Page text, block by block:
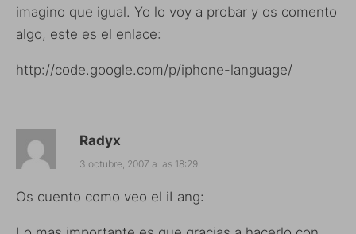
imagino que igual. Yo lo voy a probar y os comento
algo, este es el enlace:
http://code.google.com/p/iphone-language/
Radyx
3 octubre, 2007 a las 18:29
Os cuento como veo el iLang: